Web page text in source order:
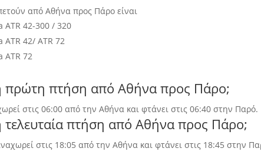
από Αθήνα προς Πάρο είναι
42-300 / 320
42/ ATR 72
ATR 72
πρώτη πτήση από Αθήνα προς Πάρο;
στις 06:00 από την Αθήνα και φτάνει στις 06:40 στην Παρό.
τελευταία πτήση από Αθήνα προς Πάρο;
στις 18:05 από την Αθήνα και φτάνει στις 18:45 στην